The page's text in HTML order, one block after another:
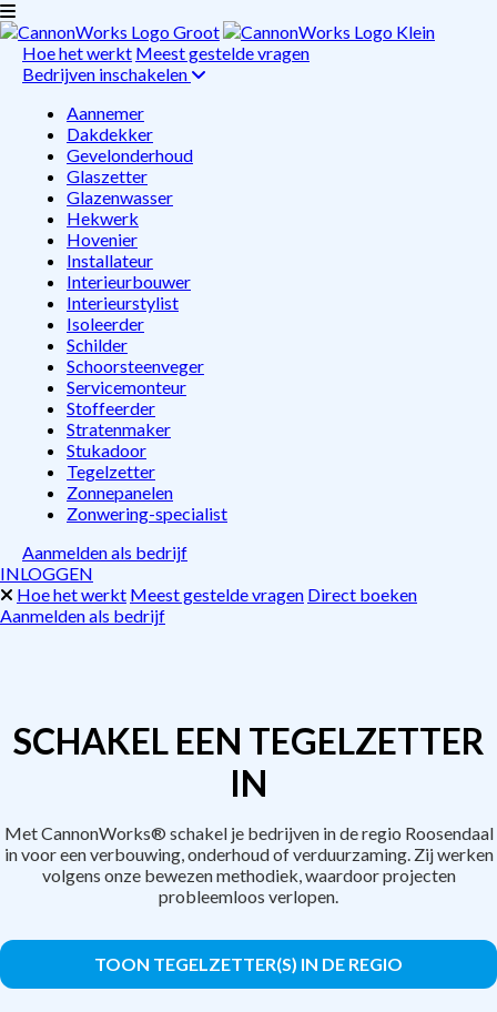
Hoe het werkt Meest gestelde vragen
Bedrijven inschakelen
Aannemer
Dakdekker
Gevelonderhoud
Glaszetter
Glazenwasser
Hekwerk
Hovenier
Installateur
Interieurbouwer
Interieurstylist
Isoleerder
Schilder
Schoorsteenveger
Servicemonteur
Stoffeerder
Stratenmaker
Stukadoor
Tegelzetter
Zonnepanelen
Zonwering-specialist
Aanmelden als bedrijf
INLOGGEN
Hoe het werkt Meest gestelde vragen Direct boeken
Aanmelden als bedrijf
SCHAKEL EEN TEGELZETTER
IN
Met CannonWorks® schakel je bedrijven in de regio Roosendaal
in voor een verbouwing, onderhoud of verduurzaming. Zij werken
volgens onze bewezen methodiek, waardoor projecten
probleemloos verlopen.
TOON TEGELZETTER(S) IN DE REGIO